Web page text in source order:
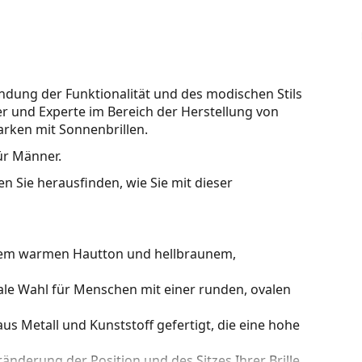
der Funktionalität und des modischen Stils
und Experte im Bereich der Herstellung von
mit Sonnenbrillen.
Männer.
Sie herausfinden, wie Sie mit dieser
warmen Hautton und hellbraunem,
Wahl für Menschen mit einer runden, ovalen
Metall und Kunststoff gefertigt, die eine hohe